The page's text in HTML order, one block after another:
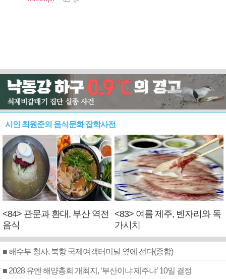
시인 최원준의 음식문화 잡학사전
<84> 관문과 환대, 부산 역전
음식
<83> 여름 제주, 벤자리와 독
가시치
■ 해수부 청사, 북항 국제여객터미널 옆에 선다(종합)
■ 2028 유엔 해양총회 개최지, ‘부산이냐 제주냐’ 10일 결정